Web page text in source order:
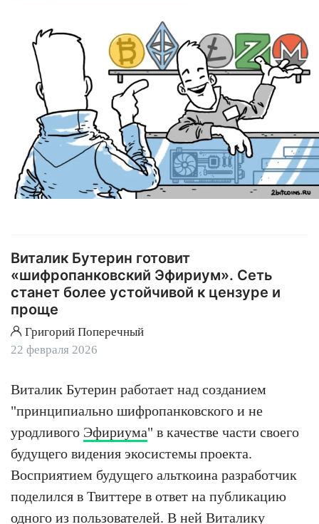
Виталик Бутерин готовит
«шифропанковский Эфириум». Сеть
станет более устойчивой к цензуре и
проще
Григорий Поперечный
22 февраля 2026
Виталик Бутерин работает над созданием
"принципиально шифропанковского и не
уродливого Эфириума" в качестве части своего
будущего видения экосистемы проекта.
Восприятием будущего альткоина разработчик
поделился в Твиттере в ответ на публикацию
одного из пользователей. В ней Виталику